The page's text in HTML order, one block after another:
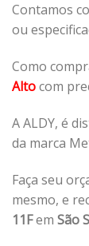
Contamos
ou
Como
Altocom
A ALDY, é
da marca
Faça seu
mesmo, e
11Fem São